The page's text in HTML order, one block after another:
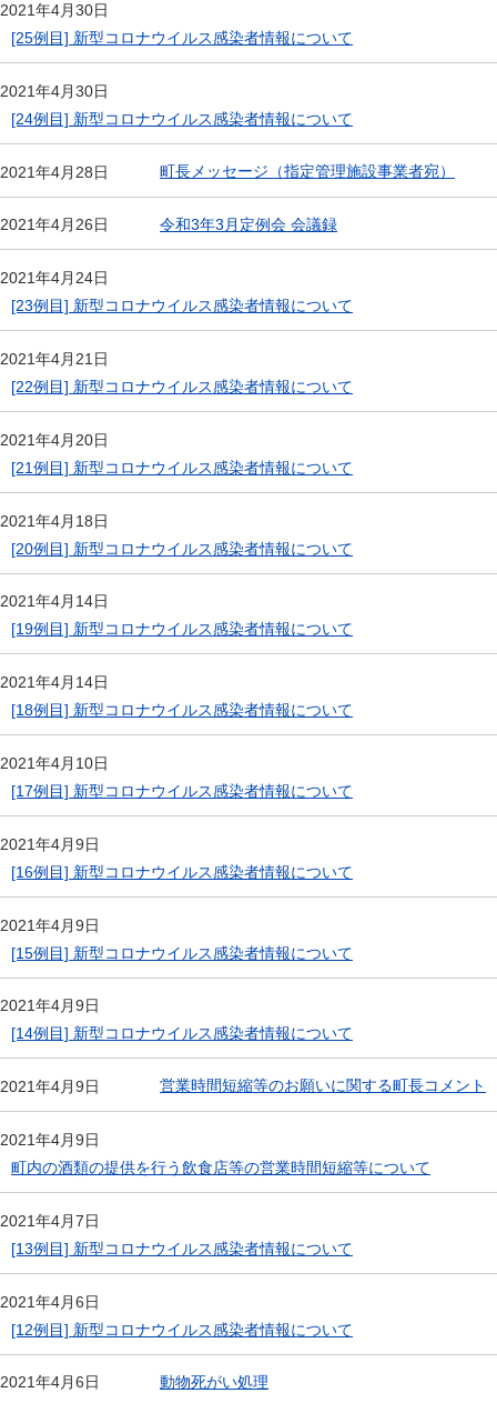
2021年4月30日
[25例目] 新型コロナウイルス感染者情報について
2021年4月30日
[24例目] 新型コロナウイルス感染者情報について
2021年4月28日 町長メッセージ（指定管理施設事業者宛）
2021年4月26日 令和3年3月定例会 会議録
2021年4月24日
[23例目] 新型コロナウイルス感染者情報について
2021年4月21日
[22例目] 新型コロナウイルス感染者情報について
2021年4月20日
[21例目] 新型コロナウイルス感染者情報について
2021年4月18日
[20例目] 新型コロナウイルス感染者情報について
2021年4月14日
[19例目] 新型コロナウイルス感染者情報について
2021年4月14日
[18例目] 新型コロナウイルス感染者情報について
2021年4月10日
[17例目] 新型コロナウイルス感染者情報について
2021年4月9日
[16例目] 新型コロナウイルス感染者情報について
2021年4月9日
[15例目] 新型コロナウイルス感染者情報について
2021年4月9日
[14例目] 新型コロナウイルス感染者情報について
2021年4月9日 営業時間短縮等のお願いに関する町長コメント
2021年4月9日
町内の酒類の提供を行う飲食店等の営業時間短縮等について
2021年4月7日
[13例目] 新型コロナウイルス感染者情報について
2021年4月6日
[12例目] 新型コロナウイルス感染者情報について
2021年4月6日 動物死がい処理